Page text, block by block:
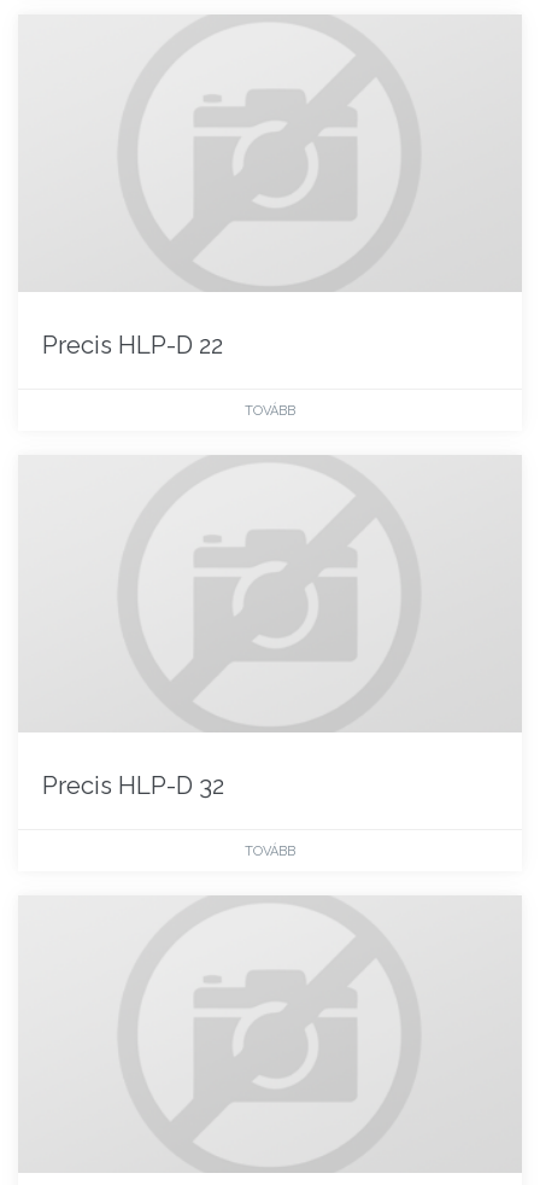
Precis HLP-D 22
TOVÁBB
Precis HLP-D 32
TOVÁBB